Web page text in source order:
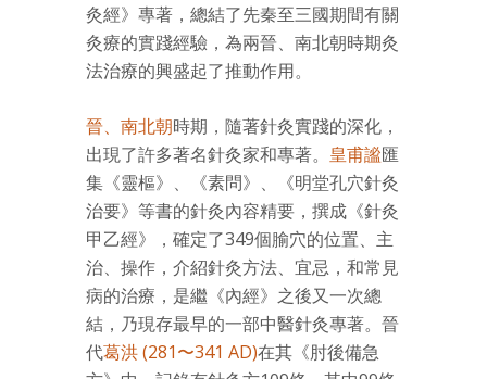
灸經》專著，總結了先秦至三國期間有關
灸療的實踐經驗，為兩晉、南北朝時期灸
法治療的興盛起了推動作用。
晉、南北朝時期，隨著針灸實踐的深化，
出現了許多著名針灸家和專著。 皇甫謐匯
集《靈樞》、《素問》、《明堂孔穴針灸
治要》等書的針灸內容精要，撰成《針灸
甲乙經》，確定了349個腧穴的位置、主
治、操作，介紹針灸方法、宜忌，和常見
病的治療，是繼《內經》之後又一次總
結，乃現存最早的一部中醫針灸專著。晉
代葛洪 (281〜341 AD)在其《肘後備急